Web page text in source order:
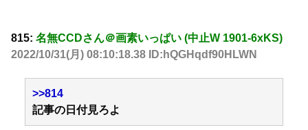
815: 名無CCDさん＠画素いっぱい (中止W 1901-6xKS)
2022/10/31(月) 08:10:18.38 ID:hQGHqdf90HLWN
>>814
記事の日付見ろよ